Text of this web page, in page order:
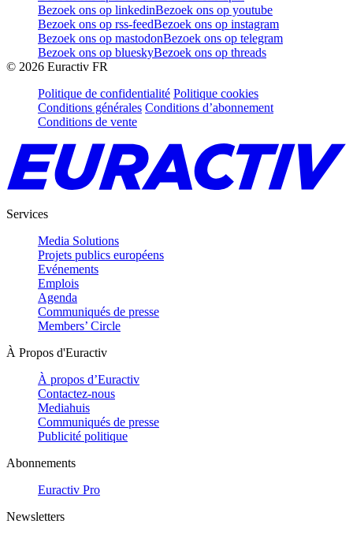
Bezoek ons op linkedinBezoek ons op youtube
Bezoek ons op rss-feedBezoek ons op instagram
Bezoek ons op mastodonBezoek ons op telegram
Bezoek ons op blueskyBezoek ons op threads
© 2026 Euractiv FR
Politique de confidentialité Politique cookies
Conditions générales Conditions d’abonnement
Conditions de vente
Services
Media Solutions
Projets publics européens
Evénements
Emplois
Agenda
Communiqués de presse
Members’ Circle
À Propos d'Euractiv
À propos d’Euractiv
Contactez-nous
Mediahuis
Communiqués de presse
Publicité politique
Abonnements
Euractiv Pro
Newsletters